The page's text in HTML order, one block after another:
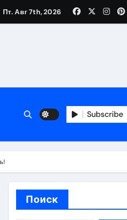
навесом
Пт. Авг 7th, 2026
Subscribe
Поиск